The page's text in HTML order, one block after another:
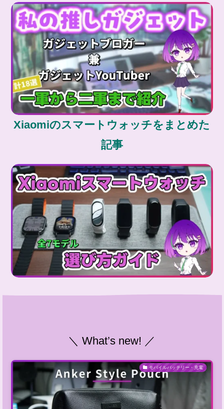
Xiaomiのスマートウォッチをまとめた
記事
＼ What’s new! ／
モバイルバッテリー・充電